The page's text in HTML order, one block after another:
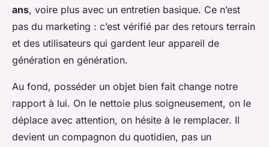
ans, voire plus avec un entretien basique. Ce n’est
pas du marketing : c’est vérifié par des retours terrain
et des utilisateurs qui gardent leur appareil de
génération en génération.
Au fond, posséder un objet bien fait change notre
rapport à lui. On le nettoie plus soigneusement, on le
déplace avec attention, on hésite à le remplacer. Il
devient un compagnon du quotidien, pas un